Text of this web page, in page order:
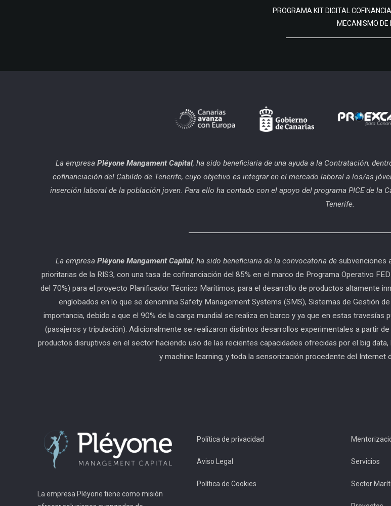
PROGRAMA KIT DIGITAL
MECANISMO DE
La empresa Pléyone Mangament Capital, ha sido beneficiaria de una ayuda a la Contratación,
cofinanciación del Cabildo de Tenerife, cuyo objetivo es integrar en el mercado laboral a los/as
inserción laboral de la población joven. Para ello ha contado con el apoyo del programa PICE de la
Tenerife.
La empresa Pléyone Mangament Capital, ha sido beneficiaria de la convocatoria de subvenciones
prioritarias de la RIS3, con una tasa de cofinanciación del 85% en el marco de Programa Operativo
del 70%) para el proyecto Planificador Técnico Marítimos, para el desarrollo de productos altamente
englobados en lo que se denomina Safety Management Systems (SMS), Sistemas de Gestión
importancia, debido a que el 90% de la carga mundial se realiza en barco y ya que en estas
(pasajeros y tripulación). Adicionalmente se realizaron distintos desarrollos experimentales a partir
productos disruptivos en el sector haciendo uso de las recientes capacidades ofrecidas por el big
y machine learning; y toda la sensorización procedente del Internet
La empresa Pléyone tiene como misión
Política de privacidad
Aviso Legal
Política de Cookies
Servicios
Sector